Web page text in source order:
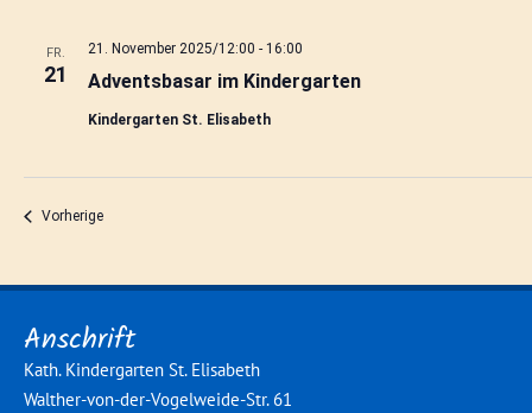
FR.
21 Adventsbasar im Kindergarten
21. November 2025/12:00 - 16:00
Kindergarten St. Elisabeth
VorherigeVeranstaltungen
Anschrift
Kath. Kindergarten St. Elisabeth
Walther-von-der-Vogelweide-Str. 61